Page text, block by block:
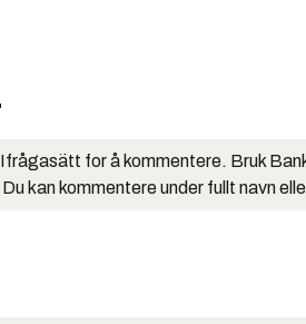
for å kommentere. Bruk
kan kommentere under fullt navn